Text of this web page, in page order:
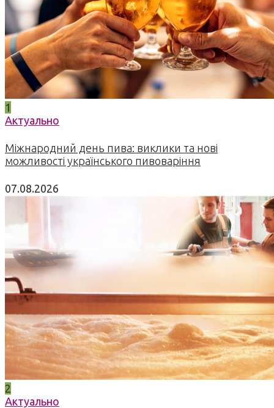
1
Актуально
Міжнародний день пива: виклики та нові
можливості українського пивоваріння
07.08.2026
2
Актуально